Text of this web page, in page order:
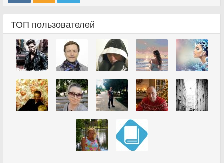
ТОП пользователей